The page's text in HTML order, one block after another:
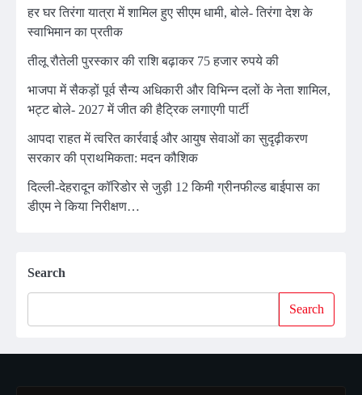
हर घर तिरंगा यात्रा में शामिल हुए सीएम धामी, बोले- तिरंगा देश के
स्वाभिमान का प्रतीक
तीलू रौतेली पुरस्कार की राशि बढ़ाकर 75 हजार रुपये की
भाजपा में सैकड़ों पूर्व सैन्य अधिकारी और विभिन्न दलों के नेता शामिल,
भट्ट बोले- 2027 में जीत की हैट्रिक लगाएगी पार्टी
आपदा राहत में त्वरित कार्रवाई और आयुष सेवाओं का सुदृढ़ीकरण
सरकार की प्राथमिकता: मदन कौशिक
दिल्ली-देहरादून कॉरिडोर से जुड़ी 12 किमी ग्रीनफील्ड बाईपास का
डीएम ने किया निरीक्षण…
Search
Search